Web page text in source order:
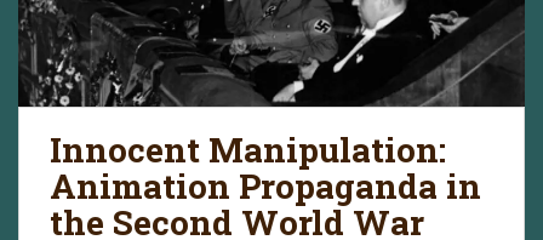
Innocent Manipulation:
Animation Propaganda in
the Second World War